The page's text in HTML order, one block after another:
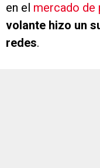
en el mercado de
volante hizo un
redes.